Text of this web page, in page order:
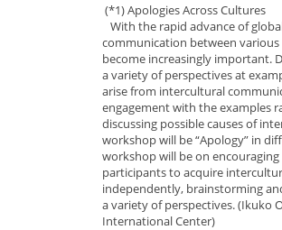
(*1) Apologies Across Cultures
With the rapid advance of
communication between
become increasingly important.
a variety of perspectives at
arise from intercultural
engagement with the examples
discussing possible causes of
workshop will be “Apology” in
workshop will be on encouraging
participants to acquire
independently, brainstorming
a variety of perspectives. (Ikuko
International Center)